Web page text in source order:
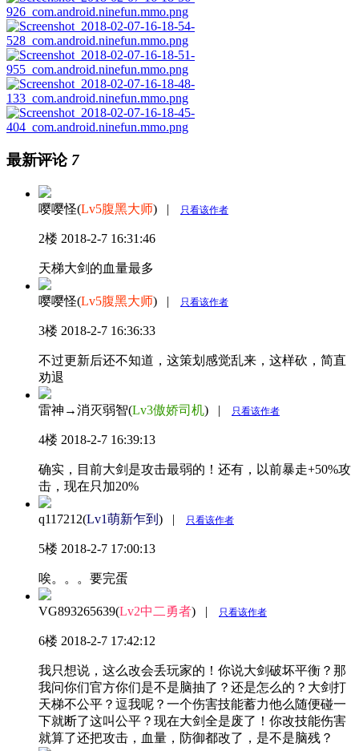
最新评论7
嘤嘤怪(Lv5腹黑大师) | 只看该作者
2楼 2018-2-7 16:31:46
天梯大剑的血量最多
嘤嘤怪(Lv5腹黑大师) | 只看该作者
3楼 2018-2-7 16:36:33
不过更新后还不知道，这策划感觉乱来，这样砍，简直
劝退
雷神→消灭弱智(Lv3傲娇司机) | 只看该作者
4楼 2018-2-7 16:39:13
确实，目前大剑是攻击最弱的！还有，以前暴走+50%攻
击，现在只加20%
q117212(Lv1萌新乍到 ) | 只看该作者
5楼 2018-2-7 17:00:13
唉。。。要完蛋
VG893265639(Lv2中二勇者) | 只看该作者
6楼 2018-2-7 17:42:12
我只想说，这么改会丢玩家的！你说大剑破坏平衡？那
我问你们官方你们是不是脑抽了？还是怎么的？大剑打
天梯不公平？逗我呢？一个伤害技能蓄力他么随便碰一
下就断了这叫公平？现在大剑全是废了！你改技能伤害
就算了还把攻击，血量，防御都改了，是不是脑残？